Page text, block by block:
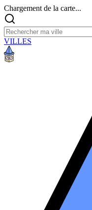
Chargement de la carte...
VILLES